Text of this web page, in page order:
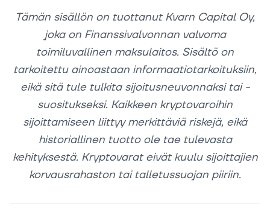
Tämän sisällön on tuottanut Kvarn Capital Oy,
joka on Finanssivalvonnan valvoma
toimiluvallinen maksulaitos. Sisältö on
tarkoitettu ainoastaan informaatiotarkoituksiin,
eikä sitä tule tulkita sijoitusneuvonnaksi tai -
suositukseksi. Kaikkeen kryptovaroihin
sijoittamiseen liittyy merkittäviä riskejä, eikä
historiallinen tuotto ole tae tulevasta
kehityksestä. Kryptovarat eivät kuulu sijoittajien
korvausrahaston tai talletussuojan piiriin.